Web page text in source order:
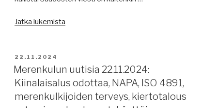
Jatka lukemista
lähimerenkulku,
NIS-
sääntömuutos
venäläisistä
JULKAISTU
22.11.2024
Merenkulun uutisia 22.11.2024:
Kiinalaisalus odottaa, NAPA, ISO 4891,
merenkulkijoiden terveys, kiertotalous